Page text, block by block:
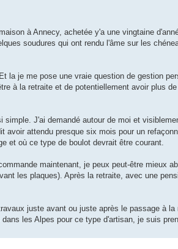
à Annecy, achetée y'a une vingtaine
soudures qui ont rendu l'âme sur les
la je me pose une vraie question de gestion
à la retraite et de potentiellement avoir plus
simple. J'ai demandé autour de moi et
attendu presque six mois pour un
et où ce type de boulot devrait être courant.
maintenant, je peux peut-être mieux
les plaques). Après la retraite, avec une
juste avant ou juste après le passage à
les Alpes pour ce type d'artisan, je suis